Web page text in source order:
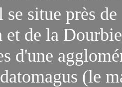
se situe près
et de la
d'une
(le